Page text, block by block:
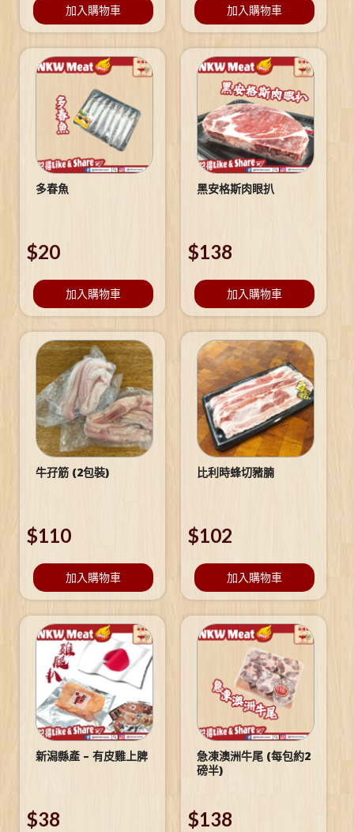
加入購物車 加入購物車
多春魚
$20
加入購物車
黑安格斯肉眼扒
$138
加入購物車
牛孖筋 (2包裝)
$110
加入購物車
比利時蜂切豬腩
$102
加入購物車
新潟縣產 – 有皮雞上脾
$38
急凍澳洲牛尾 (每包約2
磅半)
$138